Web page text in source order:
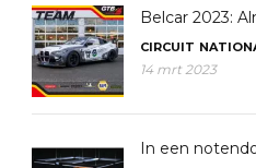
Belcar 2023:
CIRCUIT
14 mrt 2023
In een